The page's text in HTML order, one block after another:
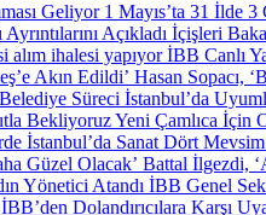
1 Mayıs’ta 31 İlde 3
İçişleri
İBB Canlı
Hasan Sopacı,
İstanbul’da
Yeni Çamlıca İçin
İstanbul’da Sanat Dört
Battal İlgezdi,
İBB Genel
İBB’den Dolandırıcılara Karşı